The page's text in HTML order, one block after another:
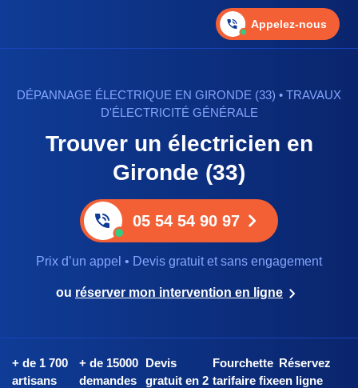
Appelez-nous
DÉPANNAGE ÉLECTRIQUE EN GIRONDE (33) • TRAVAUX
D'ÉLECTRICITÉ GÉNÉRALE
Trouver un électricien en
Gironde (33)
05 54 54 90 97
Prix d’un appel • Devis gratuit et sans engagement
ou réserver mon intervention en ligne
+ de 1 700
artisans
+ de 15000
demandes
Devis
gratuit en 2
Fourchette
tarifaire fixe
Réservez
en ligne